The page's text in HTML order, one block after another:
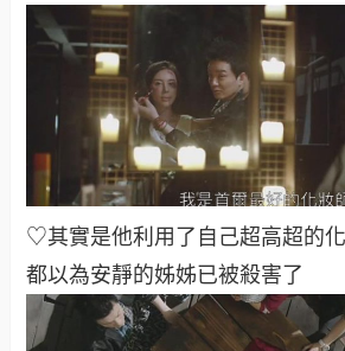
♡其實是他利用了自己超高超的
都以為安靜的姊姊已被殺害了